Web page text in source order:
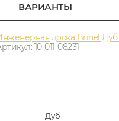
ВАРИАНТЫ
доска Brinel Дуб
10-011-08231
Дуб